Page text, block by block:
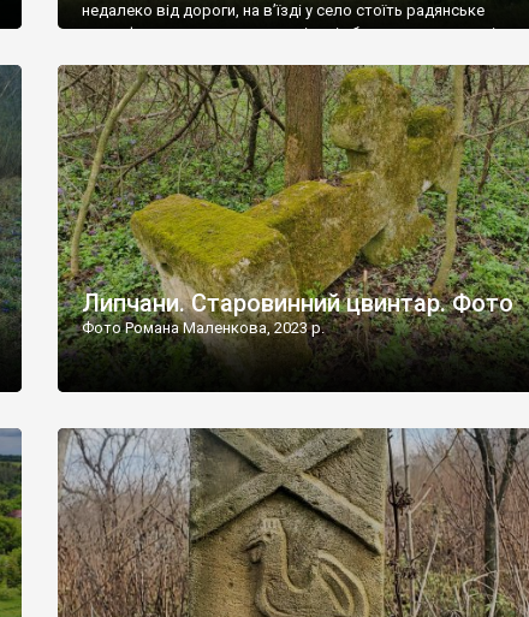
недалеко від дороги, на в’їзді у село стоїть радянське
рельєфне пано, яке показує жінку і яблуню, а трохи далі,
дороги їх не видно, але видно дві стареньких колії у траві –
[…]
Липчани. Старовинний цвинтар. Фото
Фото Романа Маленкова, 2023 р.